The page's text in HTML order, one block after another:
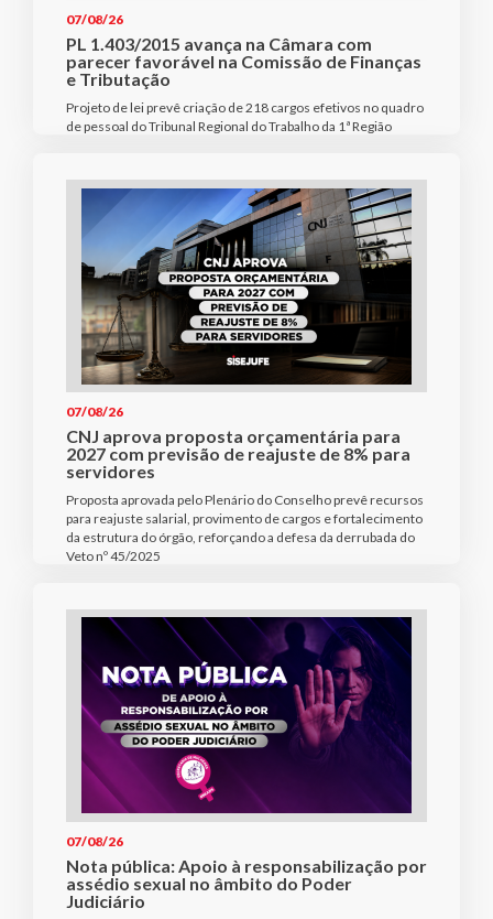
07/08/26
PL 1.403/2015 avança na Câmara com
parecer favorável na Comissão de Finanças
e Tributação
Projeto de lei prevê criação de 218 cargos efetivos no quadro
de pessoal do Tribunal Regional do Trabalho da 1ª Região
07/08/26
CNJ aprova proposta orçamentária para
2027 com previsão de reajuste de 8% para
servidores
Proposta aprovada pelo Plenário do Conselho prevê recursos
para reajuste salarial, provimento de cargos e fortalecimento
da estrutura do órgão, reforçando a defesa da derrubada do
Veto nº 45/2025
07/08/26
Nota pública: Apoio à responsabilização por
assédio sexual no âmbito do Poder
Judiciário